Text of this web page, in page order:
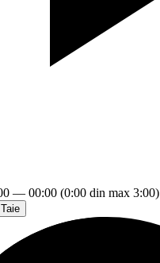
— 00:00 (0:00 din max 3:00)
Taie